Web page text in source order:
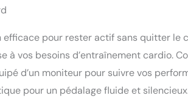
pour rester actif sans quitter le
à vos besoins d’entraînement cardio.
d’un moniteur pour suivre vos
pour un pédalage fluide et